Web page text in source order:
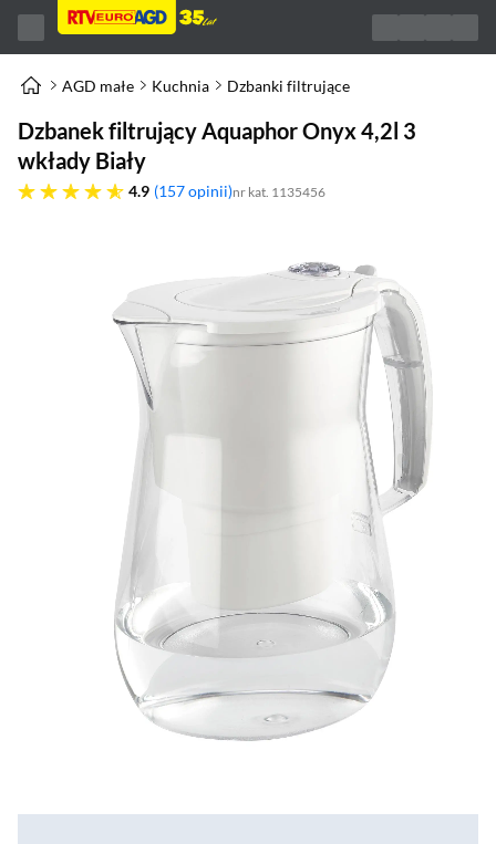
AGD małe Kuchnia Dzbanki filtrujące
Dzbanek filtrujący Aquaphor Onyx 4,2l 3
wkłady Biały
4.9
4.9 gwiazdek 157 opinii nr kat. 1135456